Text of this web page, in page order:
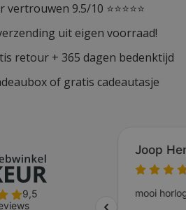
vertrouwen 9.5/10 ⭐⭐⭐⭐⭐
uit eigen voorraad!
retour + 365 dagen bedenktijd
of gratis cadeautasje